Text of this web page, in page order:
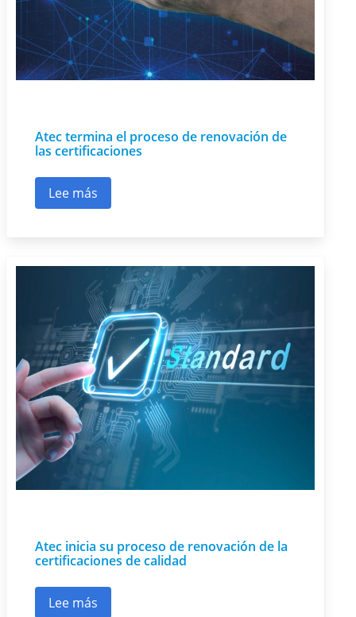
Atec termina el proceso de renovación de
las certificaciones
Lee más
sobre Atec termina el proceso de renovación
Atec inicia su proceso de renovación de la
certificaciones de calidad
Lee más
sobre Atec inicia su proceso de renovación de